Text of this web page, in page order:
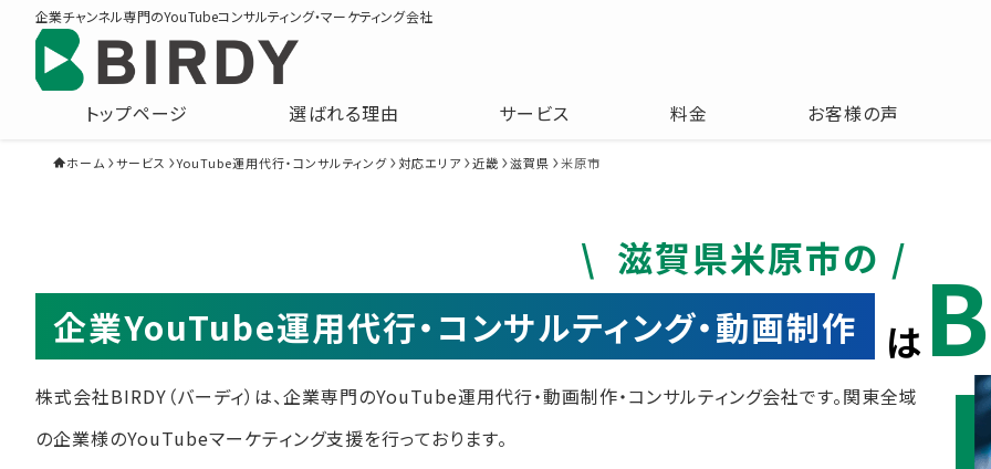
企業チャンネル専門のYouTubeコンサルティング・マーケティング会社
トップページ 選ばれる理由 サービス 料金 お客様の声
ホーム サービス YouTube運用代行・コンサルティング 対応エリア 近畿 滋賀県 米原市
滋賀県米原市の
企業YouTube運用代行・コンサルティング・動画制作 は
株式会社BIRDY（バーディ）は、企業専門のYouTube運用代行・動画制作・コンサルティング会社です。関東全域
の企業様のYouTubeマーケティング支援を行っております。